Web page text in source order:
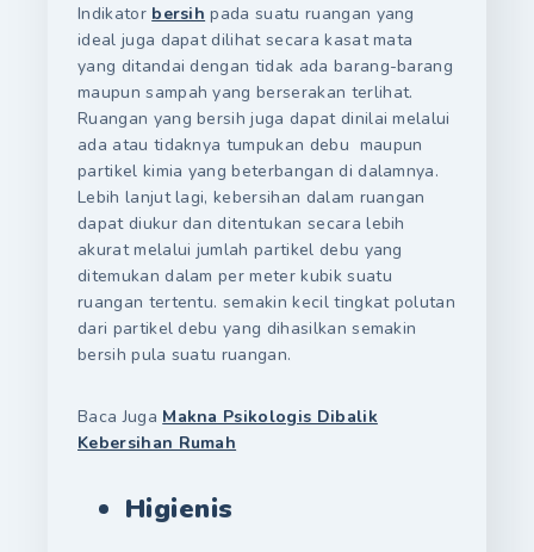
Indikator bersih pada suatu ruangan yang
ideal juga dapat dilihat secara kasat mata
yang ditandai dengan tidak ada barang-barang
maupun sampah yang berserakan terlihat.
Ruangan yang bersih juga dapat dinilai melalui
ada atau tidaknya tumpukan debu maupun
partikel kimia yang beterbangan di dalamnya.
Lebih lanjut lagi, kebersihan dalam ruangan
dapat diukur dan ditentukan secara lebih
akurat melalui jumlah partikel debu yang
ditemukan dalam per meter kubik suatu
ruangan tertentu. semakin kecil tingkat polutan
dari partikel debu yang dihasilkan semakin
bersih pula suatu ruangan.
Baca Juga Makna Psikologis Dibalik
Kebersihan Rumah
Higienis